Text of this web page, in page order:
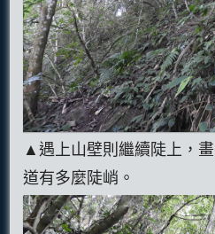
▲遇上山壁則繼續陡上，
道有多麼陡峭。